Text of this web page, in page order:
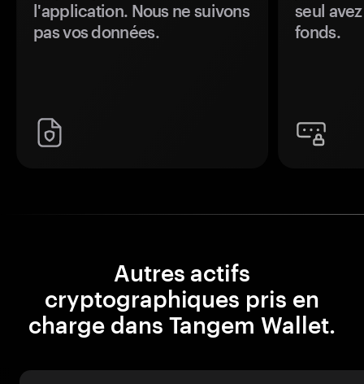
l'application. Nous ne suivons
pas vos données.
seul
fonds.
Autres actifs
cryptographiques pris en
charge dans Tangem Wallet.